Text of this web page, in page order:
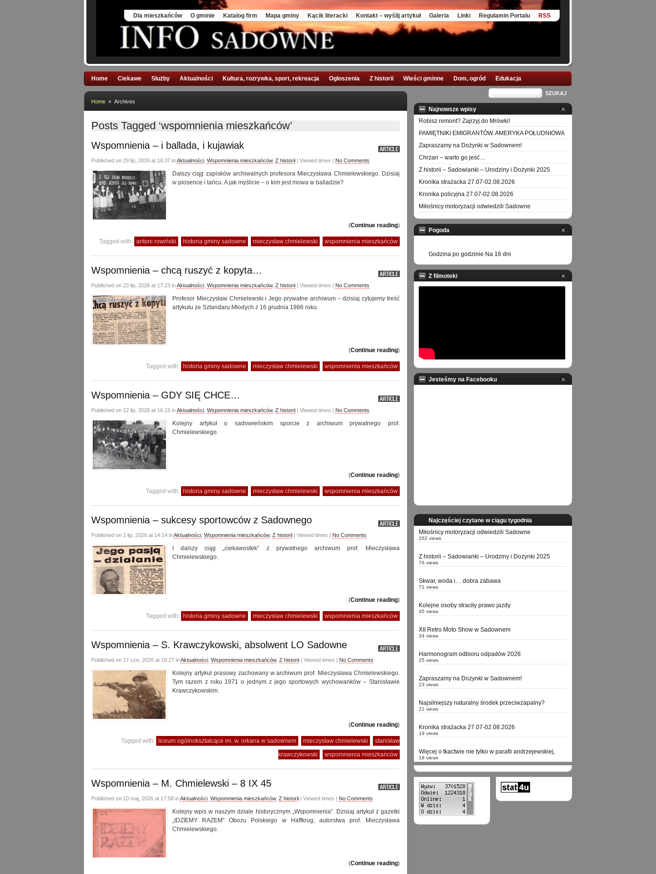
Dla mieszkańców O gminie Katalog firm Mapa gminy Kącik literacki Kontakt – wyślij artykuł Galeria Linki Regulamin Portalu RSS
Home Ciekawe Służby Aktualności Kultura, rozrywka, sport, rekreacja Ogłoszenia Z historii Wieści gminne Dom, ogród Edukacja
Home » Archives
Posts Tagged ‘wspomnienia mieszkańców’
Wspomnienia – i ballada, i kujawiak
Published on 29 lip, 2026 at 16:37 inAktualności Wspomnienia mieszkańców, Z historii | Viewed times | No Comments
Dalszy ciąg zapisków archiwalnych profesora Mieczysława Chmielewskiego. Dzisiaj
w piosence i tańcu. A jak myślicie – o kim jest mowa w balladzie?
(Continue reading)
Tagged with: antoni rowiński historia gminy sadowne mieczysław chmielewski wspomnienia mieszkańców
Wspomnienia – chcą ruszyć z kopyta…
Published on 23 lip, 2026 at 17:23 inAktualności Wspomnienia mieszkańców, Z historii | Viewed times | No Comments
Profesor Mieczysław Chmielewski i Jego prywatne archiwum – dzisiaj cytujemy treść
artykułu ze Sztandaru Młodych z 16 grudnia 1986 roku.
(Continue reading)
Tagged with: historia gminy sadowne mieczysław chmielewski wspomnienia mieszkańców
Wspomnienia – GDY SIĘ CHCE…
Published on 12 lip, 2026 at 16:15 inAktualności Wspomnienia mieszkańców, Z historii | Viewed times | No Comments
Kolejny artykuł o sadowieńskim sporcie z archiwum prywatnego prof.
Chmielewskiego.
(Continue reading)
Tagged with: historia gminy sadowne mieczysław chmielewski wspomnienia mieszkańców
Wspomnienia – sukcesy sportowców z Sadownego
Published on 1 lip, 2026 at 14:14 inAktualności Wspomnienia mieszkańców, Z historii | Viewed times | No Comments
I dalszy ciąg „ciekawostek” z prywatnego archiwum prof. Mieczysława
Chmielewskiego.
(Continue reading)
Tagged with: historia gminy sadowne mieczysław chmielewski wspomnienia mieszkańców
Wspomnienia – S. Krawczykowski, absolwent LO Sadowne
Published on 17 cze, 2026 at 16:27 inAktualności Wspomnienia mieszkańców, Z historii | Viewed times | No Comments
Kolejny artykuł prasowy zachowany w archiwum prof. Mieczysława Chmielewskiego.
Tym razem z roku 1971 o jednym z jego sportowych wychowanków – Stanisławie
Krawczykowskim.
(Continue reading)
Tagged with: liceum ogólnokształcące im. w. orkana w sadownem mieczysław chmielewski
stanisław
krawczykowski
wspomnienia mieszkańców
Wspomnienia – M. Chmielewski – 8 IX 45
Published on 10 maj, 2026 at 17:58 inAktualności Wspomnienia mieszkańców, Z historii | Viewed times | No Comments
Kolejny wpis w naszym dziale historycznym „Wspomnienia”. Dzisiaj artykuł z gazetki
„IDZIEMY RAZEM” Obozu Polskiego w Haffkrug, autorstwa prof. Mieczysława
Chmielewskiego.
(Continue reading)
Najnowsze wpisy
Robisz remont? Zajrzyj do Mrówki!
PAMIĘTNIKI EMIGRANTÓW. AMERYKA POŁUDNIOWA
Zapraszamy na Dożynki w Sadownem!
Chrzan – warto go jeść…
Z historii – Sadowianki – Urodziny i Dożynki 2025
Kronika strażacka 27.07-02.08.2026
Kronika policyjna 27.07-02.08.2026
Miłośnicy motoryzacji odwiedzili Sadowne
Pogoda
Godzina po godzinie Na 16 dni
Z filmoteki
Jesteśmy na Facebooku
Najczęściej czytane w ciągu tygodnia
Miłośnicy motoryzacji odwiedzili Sadowne
262 views
Z historii – Sadowianki – Urodziny i Dożynki 2025
76 views
Skwar, woda i… dobra zabawa
71 views
Kolejne osoby straciły prawo jazdy
45 views
XII Retro Moto Show w Sadownem
34 views
Harmonogram odbioru odpadów 2026
25 views
Zapraszamy na Dożynki w Sadownem!
23 views
Najsilniejszy naturalny środek przeciwzapalny?
21 views
Kronika strażacka 27.07-02.08.2026
19 views
Więcej o tkactwie nie tylko w parafii andrzejewskiej,
18 views